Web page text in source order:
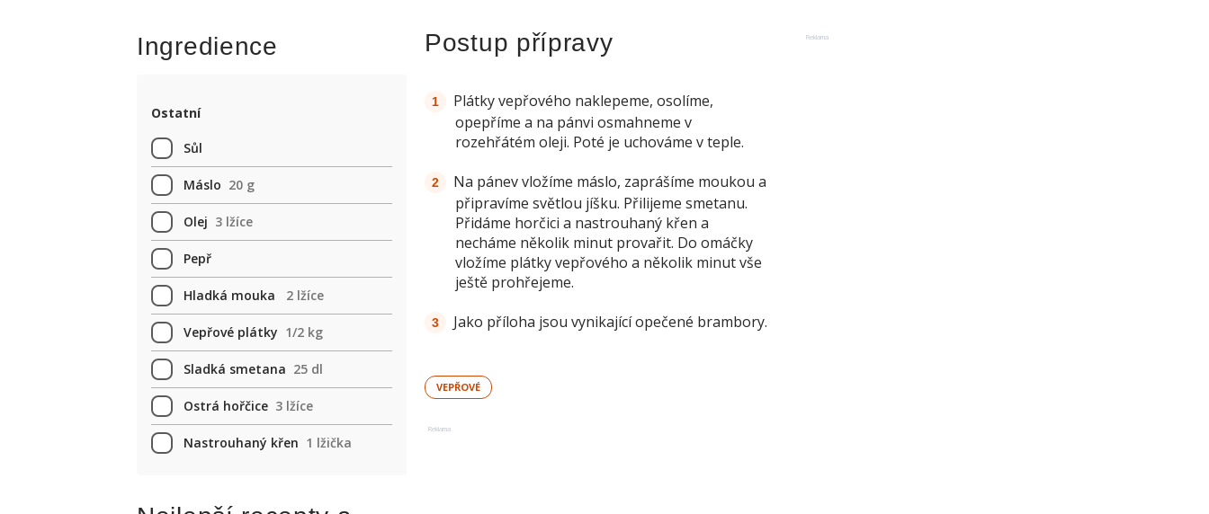
Reklama
Ingredience
Ostatní
Sůl
Máslo 20 g
Olej 3 lžíce
Pepř
Hladká mouka 2 lžíce
Vepřové plátky 1/2 kg
Sladká smetana 25 dl
Ostrá hořčice 3 lžíce
Nastrouhaný křen 1 lžička
Postup přípravy
Plátky vepřového naklepeme, osolíme,
opepříme a na pánvi osmahneme v
rozehřátém oleji. Poté je uchováme v teple.
Na pánev vložíme máslo, zaprášíme moukou a
připravíme světlou jíšku. Přilijeme smetanu.
Přidáme horčici a nastrouhaný křen a
necháme několik minut provařit. Do omáčky
vložíme plátky vepřového a několik minut vše
ještě prohřejeme.
Jako příloha jsou vynikající opečené brambory.
VEPŘOVÉ
Reklama